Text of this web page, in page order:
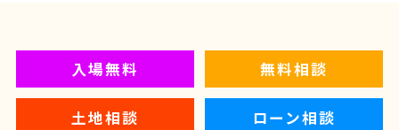
入場無料 無料相談
土地相談 ローン相談